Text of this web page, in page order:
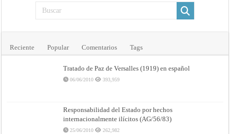
Reciente Popular Comentarios Tags
Tratado de Paz de Versalles (1919) en español
06/06/2010 393,959
Responsabilidad del Estado por hechos
internacionalmente ilícitos (AG/56/83)
25/06/2010 262,982